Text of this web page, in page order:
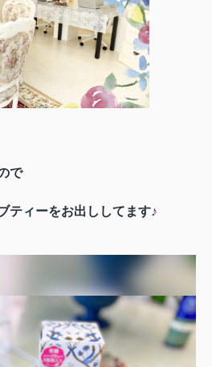
で
ティーをお出ししてます♪